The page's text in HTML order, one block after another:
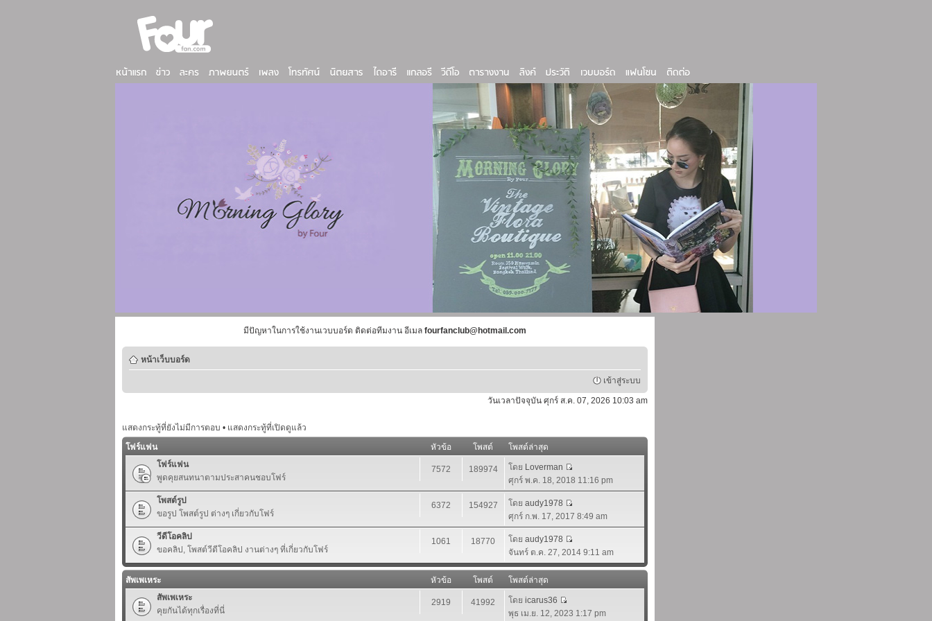
มีปัญหาในการใช้งานเวบบอร์ด ติดต่อทีมงาน อีเมล fourfanclub@hotmail.com
หน้าเว็บบอร์ด
เข้าสู่ระบบ
วันเวลาปัจจุบัน ศุกร์ ส.ค. 07, 2026 10:03 am
แสดงกระทู้ที่ยังไม่มีการตอบ • แสดงกระทู้ที่เปิดดูแล้ว
โฟร์แฟน
หัวข้อ โพสต์
โพสต์ล่าสุด
โฟร์แฟน
พูดคุยสนทนาตามประสาคนชอบโฟร์
7572 189974 โดย Loverman
ศุกร์ พ.ค. 18, 2018 11:16 pm
โพสต์รูป
ขอรูป โพสต์รูป ต่างๆ เกี่ยวกับโฟร์
6372 154927 โดย audy1978
ศุกร์ ก.พ. 17, 2017 8:49 am
วีดีโอคลิป
ขอคลิป, โพสต์วีดีโอคลิป งานต่างๆ ที่เกี่ยวกับโฟร์
1061 18770 โดย audy1978
จันทร์ ต.ค. 27, 2014 9:11 am
สัพเพเหระ หัวข้อ โพสต์
โพสต์ล่าสุด
สัพเพเหระ
คุยกันได้ทุกเรื่องที่นี่
2919 41992 โดย icarus36
พุธ เม.ย. 12, 2023 1:17 pm